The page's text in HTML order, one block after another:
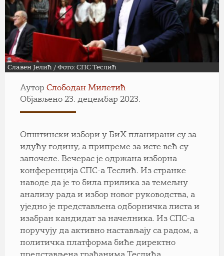
Славен Јелић / Фото: СПС Теслић
Аутор Слободан Милетић
Објављено 23. децембар 2023.
Општински избори у БиХ планирани су за
идућу годину, а припреме за исте већ су
започеле. Вечерас је одржана изборна
конференција СПС-а Теслић. Из странке
наводе да је то била прилика за темељну
анализу рада и избор новог руководства, а
уједно је представљена одборничка листа и
изабран кандидат за начелника. Из СПС-а
поручују да активно настављају са радом, а
политичка платформа биће директно